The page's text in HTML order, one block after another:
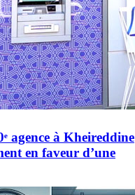
agence à Kheireddine
en faveur d’une